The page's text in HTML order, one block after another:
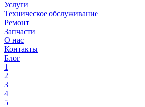
Услуги
Техническое обслуживание
Ремонт
Запчасти
О нас
Контакты
Блог
1
2
3
4
5